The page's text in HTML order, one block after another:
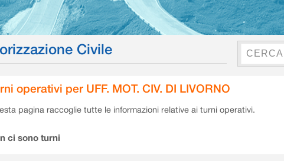
Civile
operativi per UFF. MOT. CIV. DI LIVORNO
pagina raccoglie tutte le informazioni relative ai turni operativi.
ci sono turni